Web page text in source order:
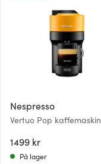
Nespresso
Vertuo Pop kaffemaskin
1499 kr
På lager